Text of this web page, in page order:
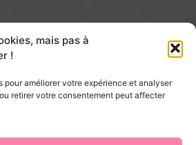
mais pas à
!
pour améliorer votre expérience et analyser
retirer votre consentement peut affecter